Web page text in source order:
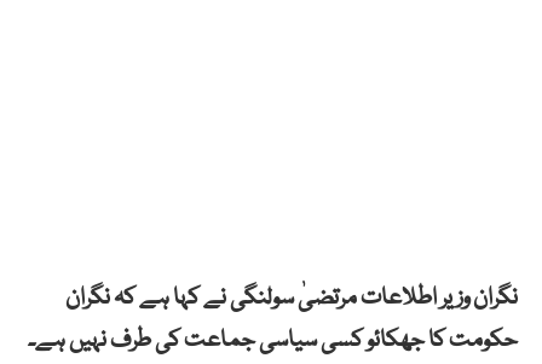
نگران وزیر اطلاعات مرتضیٰ سولنگی نے کہا ہے کہ نگران
حکومت کا جھکائو کسی سیاسی جماعت کی طرف نہیں ہے۔